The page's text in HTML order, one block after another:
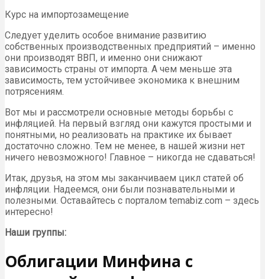
Курс на импортозамещение
Следует уделить особое внимание развитию
собственных производственных предприятий – именно
они производят ВВП, и именно они снижают
зависимость страны от импорта. А чем меньше эта
зависимость, тем устойчивее экономика к внешним
потрясениям.
Вот мы и рассмотрели основные методы борьбы с
инфляцией. На первый взгляд они кажутся простыми и
понятными, но реализовать на практике их бывает
достаточно сложно. Тем не менее, в нашей жизни нет
ничего невозможного! Главное – никогда не сдаваться!
Итак, друзья, на этом мы заканчиваем цикл статей об
инфляции. Надеемся, они были познавательными и
полезными. Оставайтесь с порталом temabiz.com – здесь
интересно!
Наши группы:
Облигации Минфина с